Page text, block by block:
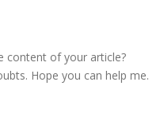
content of your article?
Hope you can help me.